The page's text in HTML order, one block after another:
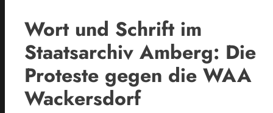
Wort und Schrift im
Staatsarchiv Amberg: Die
Proteste gegen die WAA
Wackersdorf